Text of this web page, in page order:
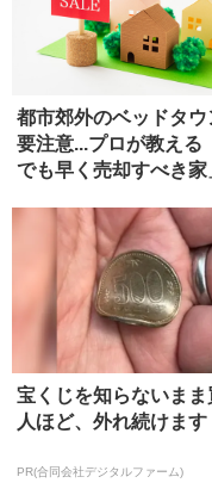
都市郊外のベッドタウ
要注意...プロが教える
でも早く売却すべき家
宝くじを知らないまま
人ほど、外れ続けます
PR(合同会社デジタルファーム)